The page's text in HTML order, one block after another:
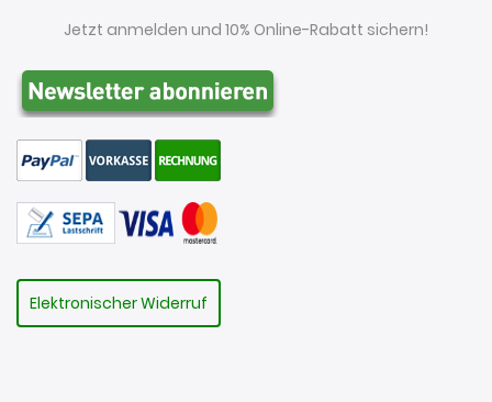
Jetzt anmelden und 10% Online-Rabatt sichern!
Elektronischer Widerruf